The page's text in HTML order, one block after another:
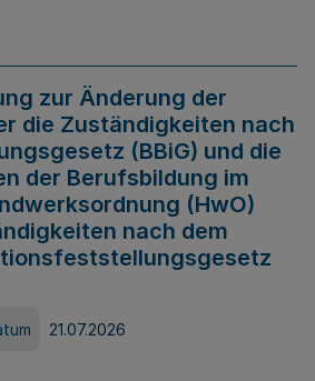
zur Änderung der
die Zuständigkeiten nach
(BBiG) und die
der Berufsbildung im
(HwO)
nach dem
21.07.2026